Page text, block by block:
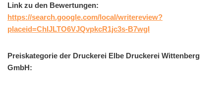
Link zu den Bewertungen:
https://search.google.com/local/writereview?
placeid=ChIJLTO6VJQvpkcR1jc3s-B7wgI
Preiskategorie der Druckerei Elbe Druckerei Wittenberg
GmbH: